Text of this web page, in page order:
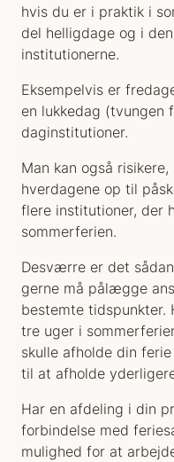
hvis du er i praktik i
del helligdage og i
institutionerne.
Eksempelvis er
en lukkedag (tvungen
daginstitutioner.
Man kan også
hverdagene op til
flere institutioner, der
sommerferien.
Desværre er det
gerne må pålægge
bestemte tidspunkter.
tre uger i
skulle afholde din
til at afholde
Har en afdeling i din
forbindelse med
mulighed for at